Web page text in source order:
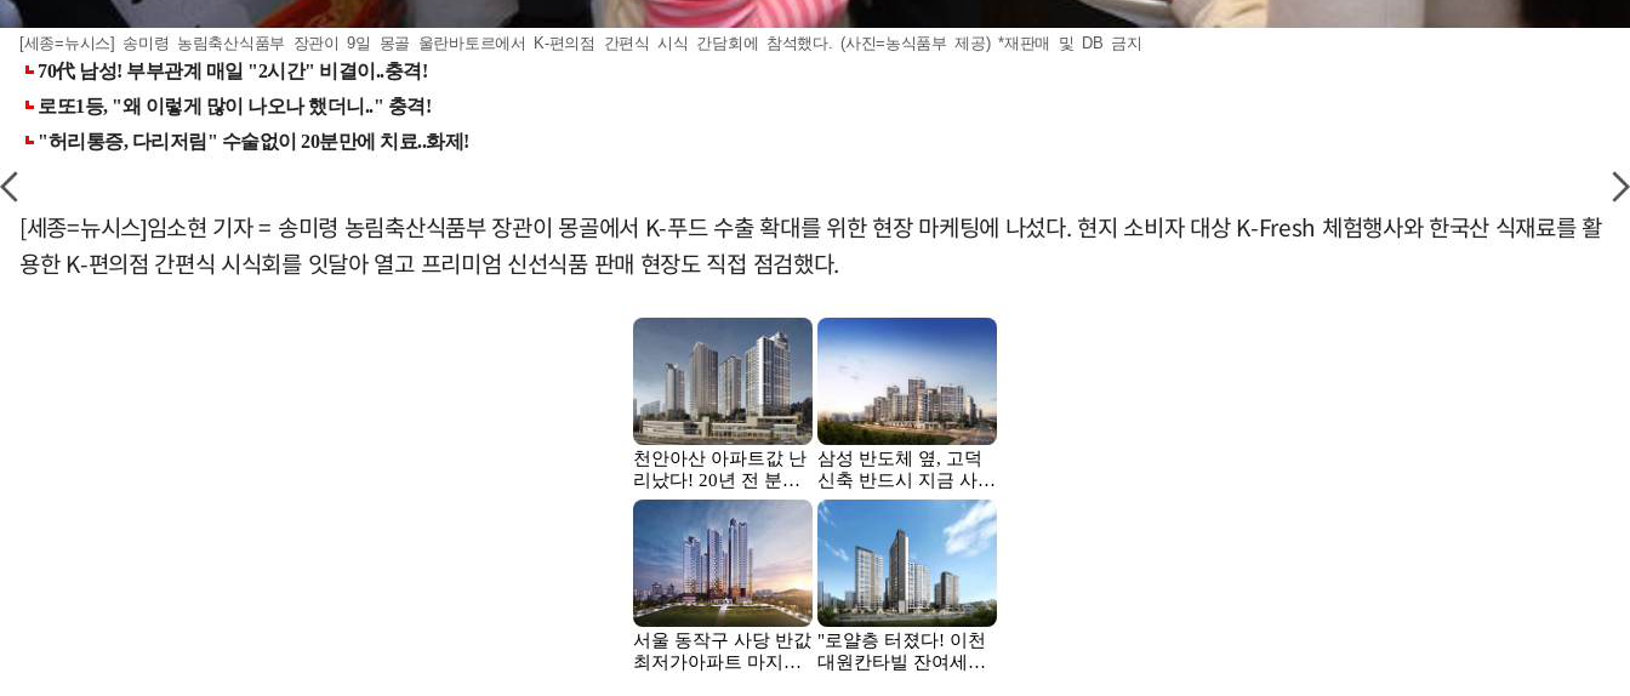
[세종=뉴시스] 송미령 농림축산식품부 장관이 9일 몽골 울란바토르에서 K-편의점 간편식 시식 간담회에 참석했다. (사진=농식품부 제공) *재판매 및 DB 금지
[세종=뉴시스]임소현 기자 = 송미령 농림축산식품부 장관이 몽골에서 K-푸드 수출 확대를 위한 현장 마케팅에 나섰다. 현지 소비자 대상 K-Fresh 체험행사와 한국산 식재료를 활
용한 K-편의점 간편식 시식회를 잇달아 열고 프리미엄 신선식품 판매 현장도 직접 점검했다.